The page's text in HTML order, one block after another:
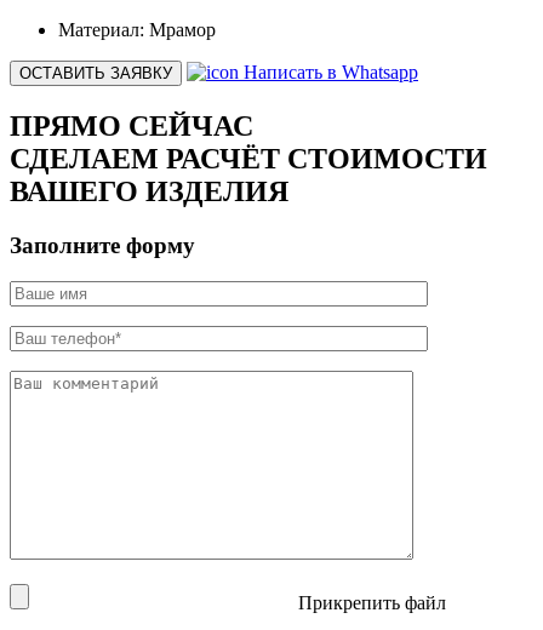
Материал: Мрамор
ОСТАВИТЬ ЗАЯВКУ Написать в Whatsapp
ПРЯМО СЕЙЧАС
СДЕЛАЕМ РАСЧЁТ СТОИМОСТИ
ВАШЕГО ИЗДЕЛИЯ
Заполните форму
Прикрепить файл